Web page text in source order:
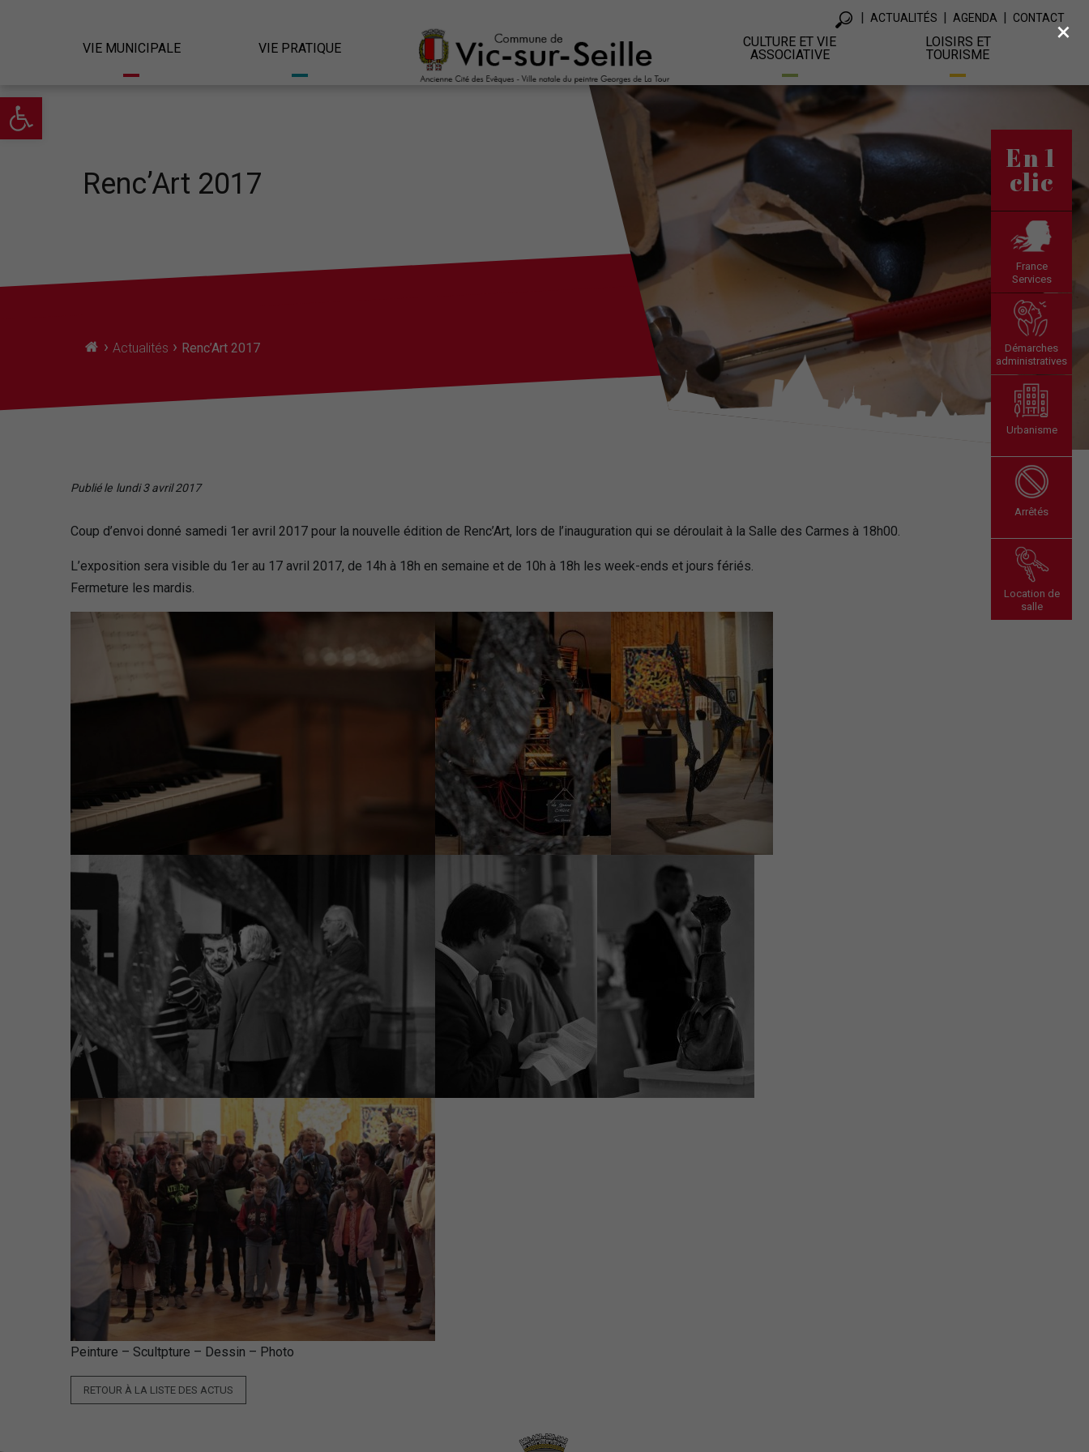
Ouvrir la barre d’outils
ACTUALITÉS AGENDA CONTACT
VIE MUNICIPALE VIE PRATIQUE
CULTURE ET VIE
ASSOCIATIVE
LOISIRS ET
TOURISME
En 1
clic
France
Services
Démarches
administratives
Urbanisme
Arrêtés
Location de
salle
Renc’Art 2017
› Actualités › Renc’Art 2017
Publié le lundi 3 avril 2017
Coup d’envoi donné samedi 1er avril 2017 pour la nouvelle édition de Renc’Art, lors de l’inauguration qui se déroulait à la Salle des Carmes à 18h00.
L’exposition sera visible du 1er au 17 avril 2017, de 14h à 18h en semaine et de 10h à 18h les week-ends et jours fériés.
Fermeture les mardis.
Peinture – Scultpture – Dessin – Photo
RETOUR À LA LISTE DES ACTUS
×